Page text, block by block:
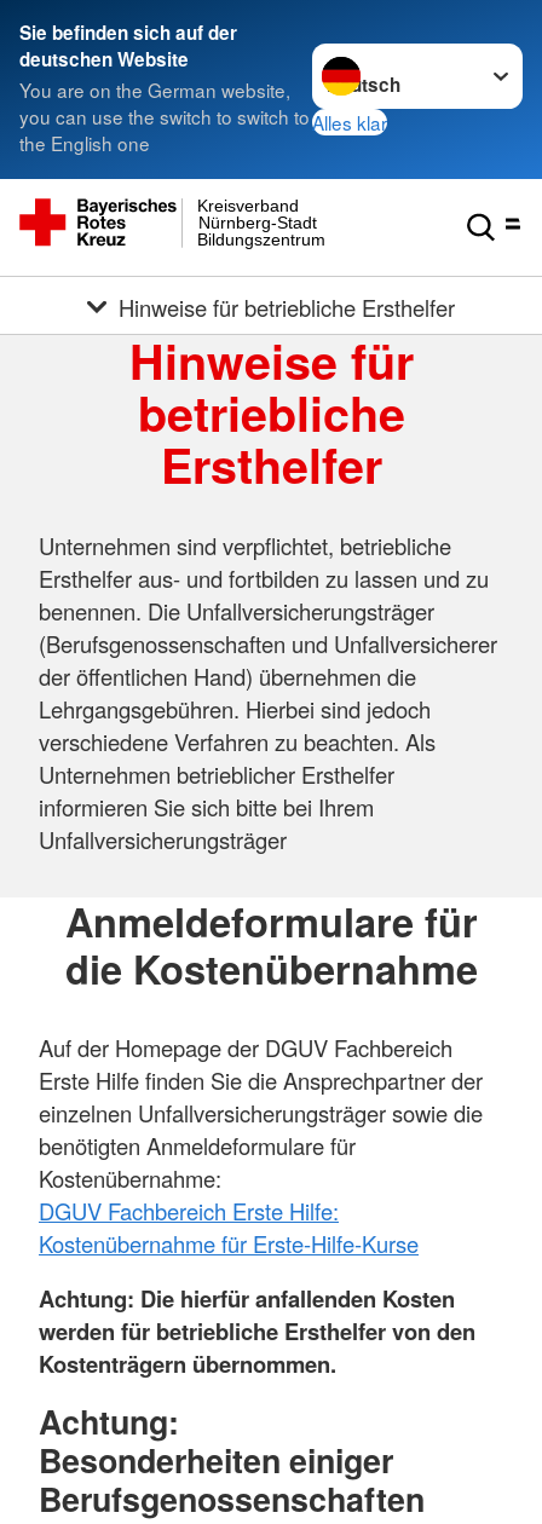
Sie befinden sich auf der
deutschen Website
You are on the German website,
you can use the switch to switch to
the English one
Sprache wechseln zu
Alles klar
Bildungszentrum
Nürnberg-Stadt
Kreisverband
Hinweise für betriebliche Ersthelfer
Hinweise für
betriebliche
Ersthelfer
Unternehmen sind verpflichtet, betriebliche
Ersthelfer aus- und fortbilden zu lassen und zu
benennen. Die Unfallversicherungsträger
(Berufsgenossenschaften und Unfallversicherer
der öffentlichen Hand) übernehmen die
Lehrgangsgebühren. Hierbei sind jedoch
verschiedene Verfahren zu beachten. Als
Unternehmen betrieblicher Ersthelfer
informieren Sie sich bitte bei Ihrem
Unfallversicherungsträger
Anmeldeformulare für
die Kostenübernahme
Auf der Homepage der DGUV Fachbereich
Erste Hilfe finden Sie die Ansprechpartner der
einzelnen Unfallversicherungsträger sowie die
benötigten Anmeldeformulare für
Kostenübernahme:
DGUV Fachbereich Erste Hilfe:
Kostenübernahme für Erste-Hilfe-Kurse
Achtung: Die hierfür anfallenden Kosten
werden für betriebliche Ersthelfer von den
Kostenträgern übernommen.
Achtung:
Besonderheiten einiger
Berufsgenossenschaften